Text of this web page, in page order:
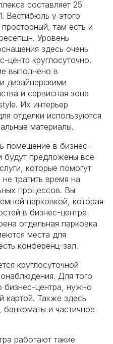
составляет 25
Вестибюль у этого
там есть и
Уровень
здесь очень
центр круглосуточно.
выполнено в
дизайнерскими
и сервисная зона
Их интерьер
отделки используются
материалы.
помещение в бизнес-
будут предложены все
которые помогут
тратить время на
процессов. Вы
парковкой, которая
в бизнес-центре
отдельная парковка
места для
конференц-зал.
круглосуточной
Для того
бизнес-центра, нужно
картой. Также здесь
банкоматы и частичное
работают такие